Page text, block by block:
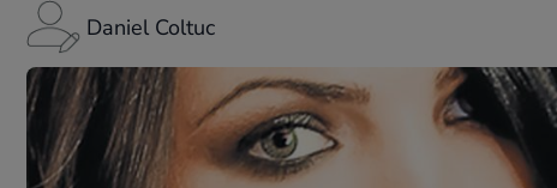
Daniel Coltuc